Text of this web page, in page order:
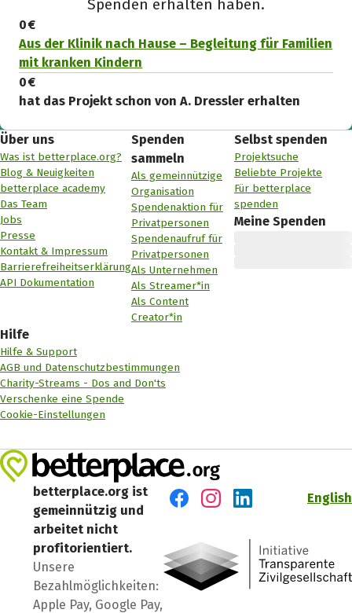
Spenden erhalten haben.
0 €
Aus der Klinik nach Hause – Begleitung für Familien
mit kranken Kindern
0 €
hat das Projekt schon von A. Dressler erhalten
Über uns
Was ist betterplace.org?
Blog & Neuigkeiten
betterplace academy
Das Team
Jobs
Presse
Kontakt & Impressum
Barrierefreiheitserklärung
API Dokumentation
Spenden
sammeln
Als gemeinnützige
Organisation
Spendenaktion für
Privatpersonen
Spendenaufruf für
Privatpersonen
Als Unternehmen
Als Streamer*in
Als Content
Creator*in
Selbst spenden
Projektsuche
Beliebte Projekte
Für betterplace
spenden
Meine Spenden
Hilfe
Hilfe & Support
AGB und Datenschutzbestimmungen
Charity-Streams - Dos and Don'ts
Verschenke eine Spende
Cookie-Einstellungen
betterplace.org ist
gemeinnützig und
arbeitet nicht
profitorientiert.
Unsere
Bezahlmöglichkeiten:
Apple Pay, Google Pay,
English